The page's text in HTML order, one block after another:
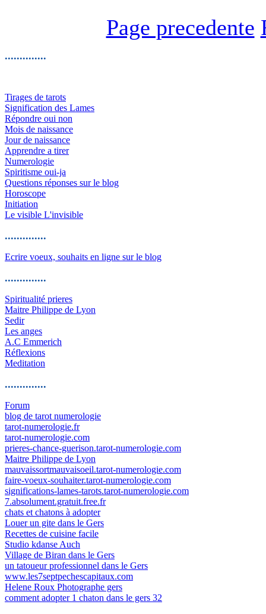
Page precedente
..............
Tirages de tarots
Signification des Lames
Répondre oui non
Mois de naissance
Jour de naissance
Apprendre a tirer
Numerologie
Spiritisme oui-ja
Questions réponses sur le blog
Horoscope
Initiation
Le visible L'invisible
..............
Ecrire voeux, souhaits en ligne sur le blog
..............
Spiritualité prieres
Maitre Philippe de Lyon
Sedir
Les anges
A.C Emmerich
Réflexions
Meditation
..............
Forum
blog de tarot numerologie
tarot-numerologie.fr
tarot-numerologie.com
prieres-chance-guerison.tarot-numerologie.com
Maitre Philippe de Lyon
mauvaissortmauvaisoeil.tarot-numerologie.com
faire-voeux-souhaiter.tarot-numerologie.com
significations-lames-tarots.tarot-numerologie.com
7.absolument.gratuit.free.fr
chats et chatons à adopter
Louer un gite dans le Gers
Recettes de cuisine facile
Studio kdanse Auch
Village de Biran dans le Gers
un tatoueur professionnel dans le Gers
www.les7septpechescapitaux.com
Helene Roux Photographe gers
comment adopter 1 chaton dans le gers 32